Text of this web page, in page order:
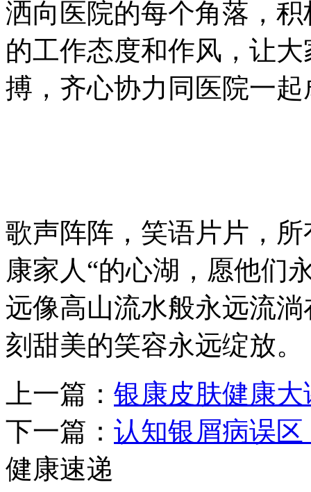
洒向医院的每个角落，
的工作态度和作风，让
搏，齐心协力同医院一起
歌声阵阵，笑语片片，
康家人“的心湖，愿他们
远像高山流水般永远流
刻甜美的笑容永远绽放。
上一篇： 银康皮肤健康
下一篇： 认知银屑病误
健康速递